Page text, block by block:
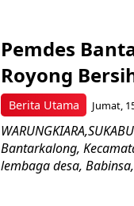
Berita Utama
Pemdes
Royong
Jumat,
Bantarkalong,
lembaga desa,